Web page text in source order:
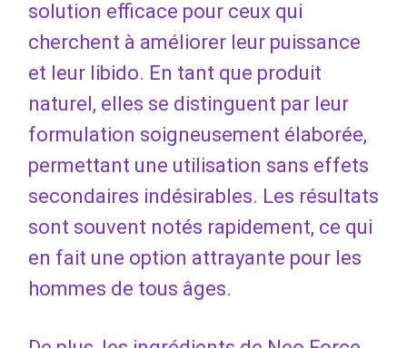
solution efficace pour ceux qui
cherchent à améliorer leur puissance
et leur libido. En tant que produit
naturel, elles se distinguent par leur
formulation soigneusement élaborée,
permettant une utilisation sans effets
secondaires indésirables. Les résultats
sont souvent notés rapidement, ce qui
en fait une option attrayante pour les
hommes de tous âges.